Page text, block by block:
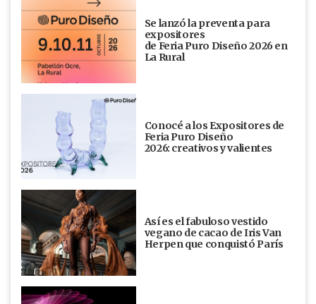
Se lanzó la preventa para
expositores
de Feria Puro Diseño 2026 en
La Rural
Conocé a los Expositores de
Feria Puro Diseño
2026: creativos y valientes
Así es el fabuloso vestido
vegano de cacao de Iris Van
Herpen que conquistó París